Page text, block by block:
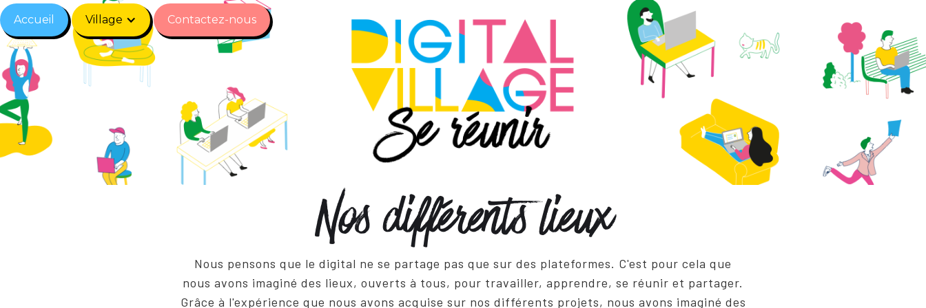
Accueil Village Contactez-nous
Nos différents lieux
Nous pensons que le digital ne se partage pas que sur des plateformes. C'est pour cela que
nous avons imaginé des lieux, ouverts à tous, pour travailler, apprendre, se réunir et partager.
Grâce à l'expérience que nous avons acquise sur nos différents projets, nous avons imaginé des